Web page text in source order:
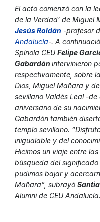
El acto comenzó con la
de la Verdad’ de Miguel
Jesús Roldán -profesor
Andalucía-. A
Spínola CEUFelipe
Gabardón intervinieron
respectivamente, sobre
Dios, Miguel Mañara y
sevillano Valdés Leal -
aniversario de su
Gabardón también
templo sevillano.
inigualable y del
Hicimos un viaje entre
búsqueda del
pudimos bajar y
Mañara”, subrayó
Alumni de CEU Andalucía.